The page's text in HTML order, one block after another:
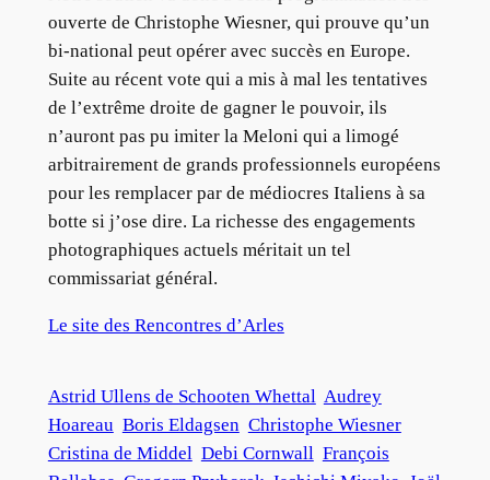
ouverte de Christophe Wiesner, qui prouve qu’un
bi-national peut opérer avec succès en Europe.
Suite au récent vote qui a mis à mal les tentatives
de l’extrême droite de gagner le pouvoir, ils
n’auront pas pu imiter la Meloni qui a limogé
arbitrairement de grands professionnels européens
pour les remplacer par de médiocres Italiens à sa
botte si j’ose dire. La richesse des engagements
photographiques actuels méritait un tel
commissariat général.
Le site des Rencontres d’Arles
Astrid Ullens de Schooten Whettal Audrey
Hoareau Boris Eldagsen Christophe Wiesner
Cristina de Middel Debi Cornwall François